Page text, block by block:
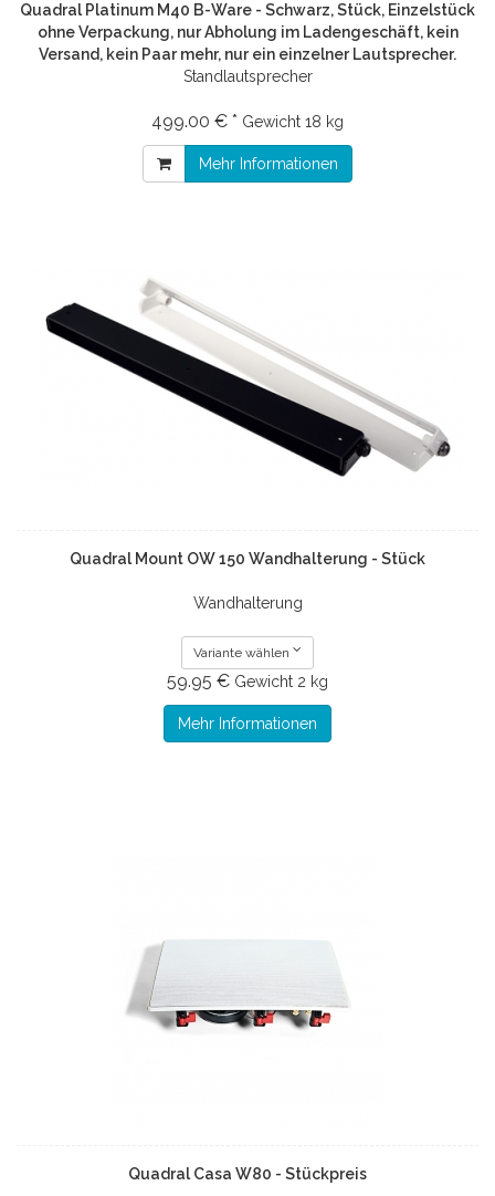
Quadral Platinum M40 B-Ware - Schwarz, Stück, Einzelstück
ohne Verpackung, nur Abholung im Ladengeschäft, kein
Versand, kein Paar mehr, nur ein einzelner Lautsprecher.
Standlautsprecher
499.00 € * Gewicht 18 kg
Mehr Informationen
Quadral Mount OW 150 Wandhalterung - Stück
Wandhalterung
Variante wählen
59.95 € Gewicht 2 kg
Mehr Informationen
Quadral Casa W80 - Stückpreis